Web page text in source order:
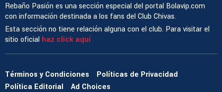
Rebaño Pasión es una sección especial del portal Bolavip.com
con información destinada a los fans del Club Chivas.
Esta sección no tiene relación alguna con el club. Para visitar el
sitio oficial haz click aquí
Términos y Condiciones
Políticas de Privacidad
Política Editorial
Ad Choices